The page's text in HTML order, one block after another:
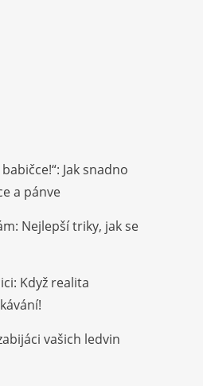
Jak snadno
a pánve
Nejlepší triky, jak se
Když realita
vašich ledvin